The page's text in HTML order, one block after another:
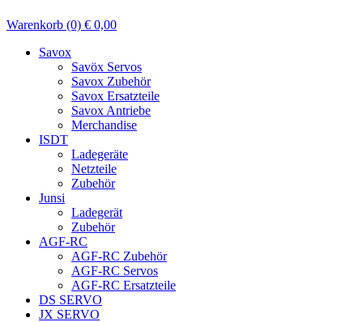
Warenkorb (0) € 0,00
Savox
Savöx Servos
Savox Zubehör
Savox Ersatzteile
Savox Antriebe
Merchandise
ISDT
Ladegeräte
Netzteile
Zubehör
Junsi
Ladegerät
Zubehör
AGF-RC
AGF-RC Zubehör
AGF-RC Servos
AGF-RC Ersatzteile
DS SERVO
JX SERVO